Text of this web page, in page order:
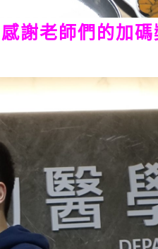
謝老師們的加碼